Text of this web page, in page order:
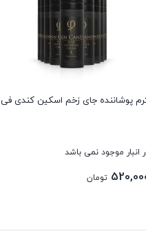
پوشاننده جای زخم اسکین کندی فی
انبار موجود نمی باشد
تومان